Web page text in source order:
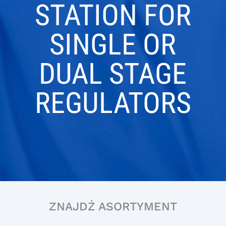
STATION FOR
SINGLE OR
DUAL STAGE
REGULATORS
ZNAJDŹ ASORTYMENT